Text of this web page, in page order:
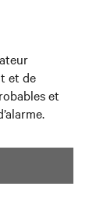
et de
et